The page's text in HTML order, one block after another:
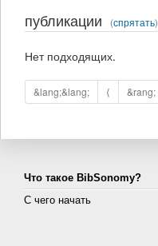
публикации (спрятать)
Нет подходящих.
&lang;&lang; ⟨ &rang;
Что такое BibSonomy?
С чего начать